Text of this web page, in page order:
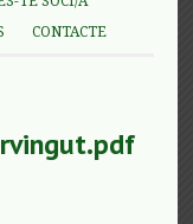
CONTACTE